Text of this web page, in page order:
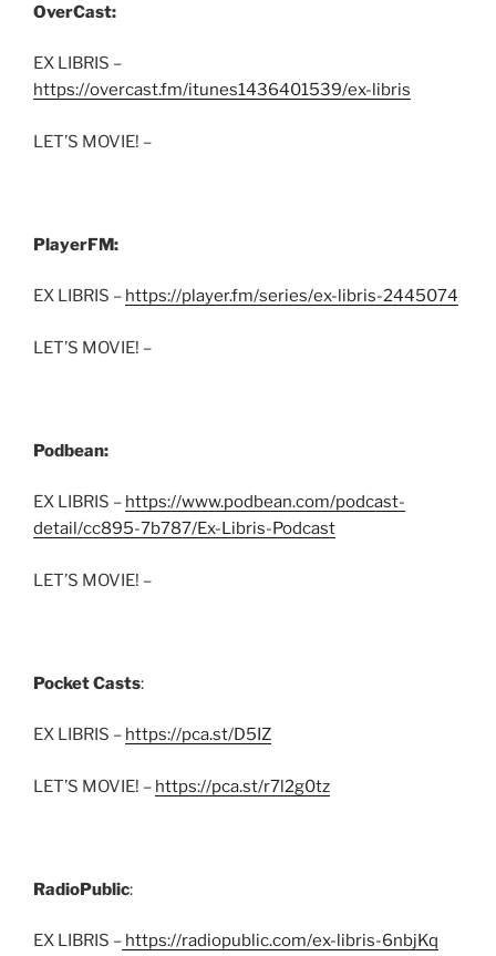
OverCast:
EX LIBRIS –
https://overcast.fm/itunes1436401539/ex-libris
LET’S MOVIE! –
PlayerFM:
EX LIBRIS – https://player.fm/series/ex-libris-2445074
LET’S MOVIE! –
Podbean:
EX LIBRIS – https://www.podbean.com/podcast-
detail/cc895-7b787/Ex-Libris-Podcast
LET’S MOVIE! –
Pocket Casts:
EX LIBRIS – https://pca.st/D5IZ
LET’S MOVIE! – https://pca.st/r7l2g0tz
RadioPublic:
EX LIBRIS – https://radiopublic.com/ex-libris-6nbjKq